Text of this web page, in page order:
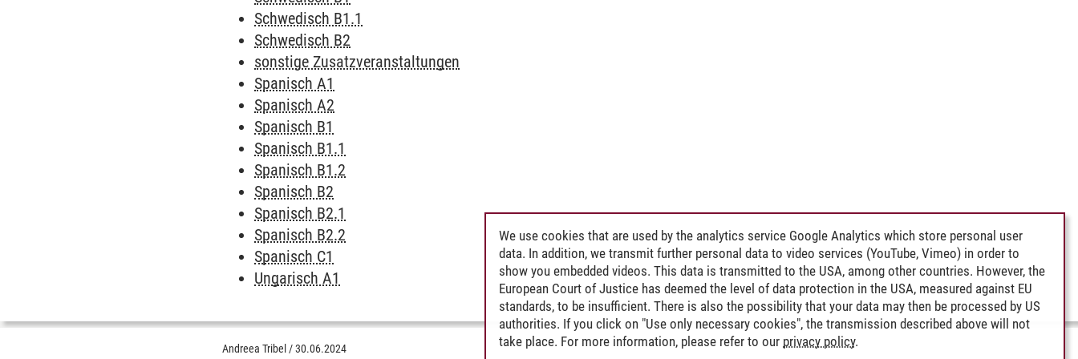
Schwedisch B1.1
Schwedisch B2
sonstige Zusatzveranstaltungen
Spanisch A1
Spanisch A2
Spanisch B1
Spanisch B1.1
Spanisch B1.2
Spanisch B2
Spanisch B2.1
Spanisch B2.2
Spanisch C1
Ungarisch A1
Andreea Tribel /30.06.2024
We use cookies that are used by the analytics service Google Analytics which store personal user
data. In addition, we transmit further personal data to video services (YouTube, Vimeo) in order to
show you embedded videos. This data is transmitted to the USA, among other countries. However, the
European Court of Justice has deemed the level of data protection in the USA, measured against EU
standards, to be insufficient. There is also the possibility that your data may then be processed by US
authorities. If you click on "Use only necessary cookies", the transmission described above will not
take place. For more information, please refer to our privacy policy.